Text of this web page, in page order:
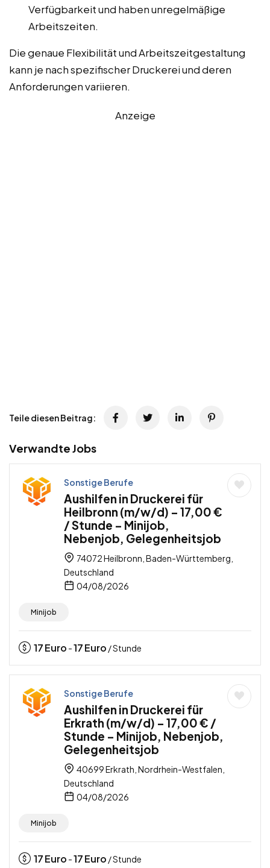
Verfügbarkeit und haben unregelmäßige
Arbeitszeiten.
Die genaue Flexibilität und Arbeitszeitgestaltung
kann je nach spezifischer Druckerei und deren
Anforderungen variieren.
Anzeige
Teile diesen Beitrag:
Verwandte Jobs
Sonstige Berufe
Aushilfen in Druckerei für
Heilbronn (m/w/d) – 17,00 €
/ Stunde – Minijob,
Nebenjob, Gelegenheitsjob
74072 Heilbronn, Baden-Württemberg,
Deutschland
04/08/2026
Minijob
17Euro -17Euro / Stunde
Sonstige Berufe
Aushilfen in Druckerei für
Erkrath (m/w/d) – 17,00 € /
Stunde – Minijob, Nebenjob,
Gelegenheitsjob
40699 Erkrath, Nordrhein-Westfalen,
Deutschland
04/08/2026
Minijob
17Euro -17Euro / Stunde